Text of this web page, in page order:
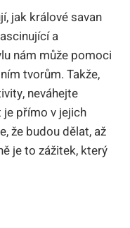
jak králové savan
a
nám může pomoci
tvorům. Takže,
neváhejte
přímo v jejich
že budou dělat, až
je to zážitek, který